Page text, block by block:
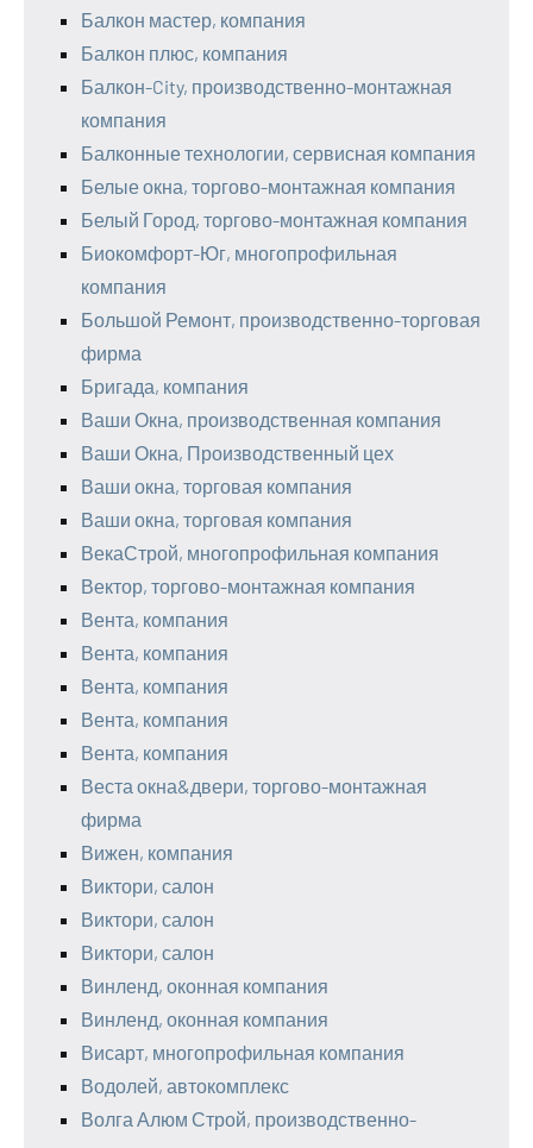
Балкон мастер, компания
Балкон плюс, компания
Балкон-City, производственно-монтажная
компания
Балконные технологии, сервисная компания
Белые окна, торгово-монтажная компания
Белый Город, торгово-монтажная компания
Биокомфорт-Юг, многопрофильная
компания
Большой Ремонт, производственно-торговая
фирма
Бригада, компания
Ваши Окна, производственная компания
Ваши Окна, Производственный цех
Ваши окна, торговая компания
Ваши окна, торговая компания
ВекаСтрой, многопрофильная компания
Вектор, торгово-монтажная компания
Вента, компания
Вента, компания
Вента, компания
Вента, компания
Вента, компания
Веста окна&двери, торгово-монтажная
фирма
Вижен, компания
Виктори, салон
Виктори, салон
Виктори, салон
Винленд, оконная компания
Винленд, оконная компания
Висарт, многопрофильная компания
Водолей, автокомплекс
Волга Алюм Строй, производственно-